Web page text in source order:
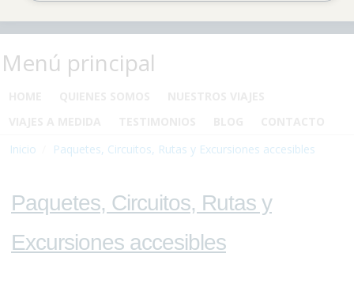
Menú principal
Inicio
Paquetes, Circuitos, Rutas y Excursiones accesibles
Paquetes, Circuitos, Rutas y
Excursiones accesibles